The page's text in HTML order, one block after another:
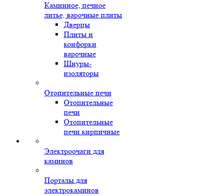
Каминное, печное
литье, варочные плиты
Дверцы
Плиты и
конфорки
варочные
Шнуры-
изоляторы
Отопительные печи
Отопительные
печи
Отопительные
печи кирпичные
Электроочаги для
каминов
Порталы для
электрокаминов